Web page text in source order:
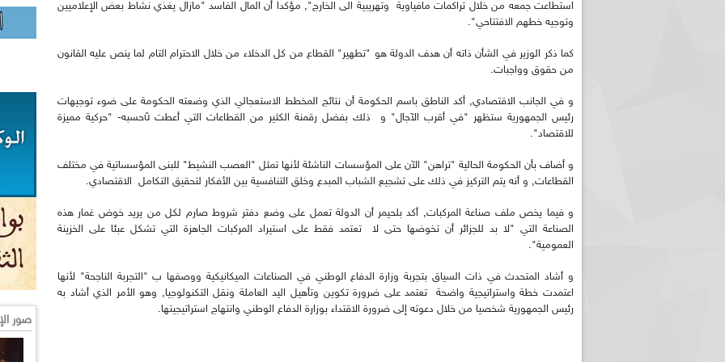
استطاعت جمعه من خلال تراكمات مافياوية وتهريبية الى الخارج", مؤكدا أن المال الفاسد "مازال يغذي نشاط بعض الإعلاميين
وتوجيه خطهم الافتتاحي".
كما ذكر الوزير في الشأن ذاته أن هدف الدولة هو "تطهير" القطاع من كل الدخلاء من خلال الاحترام التام لما ينص عليه القانون
من حقوق وواجبات.
و في الجانب الاقتصادي, أكد الناطق باسم الحكومة أن نتائج المخطط الاستعجالي الذي وضعته الحكومة على ضوء توجيهات
رئيس الجمهورية ستظهر "في أقرب الآجال" و ذلك بفضل رقمنة الكثير من القطاعات التي أعطت ûحسبه- "حركية مميزة
للاقتصاد".
و أضاف بأن الحكومة الحالية "تراهن" الآن على المؤسسات الناشئة لأنها تمثل "العصب النشيط" للبنى المؤسساتية في مختلف
القطاعات, و أنه يتم التركيز في ذلك على تشجيع الشباب المبدع وخلق التنافسية بين الأفكار لتحقيق التكامل الاقتصادي.
و فيما يخص ملف صناعة المركبات, أكد بلحيمر أن الدولة تعمل على وضع دفتر شروط صارم لكل من يريد خوض غمار هذه
الصناعة التي "لا بد للجزائر أن تخوضها حتى لا تعتمد فقط على استيراد المركبات الجاهزة التي تشكل عبئا على الخزينة
العمومية".
و أشاد المتحدث في ذات السياق بتجربة وزارة الدفاع الوطني في الصناعات الميكانيكية ووصفها ب "التجربة الناجحة" لأنها
اعتمدت خطة واستراتيجية واضحة تعتمد على ضرورة تكوين وتأهيل اليد العاملة ونقل التكنولوجيا, وهو الأمر الذي أشاد به
رئيس الجمهورية شخصيا من خلال دعوته إلى ضرورة الاقتداء بوزارة الدفاع الوطني وانتهاج استراتيجيتها.
صور